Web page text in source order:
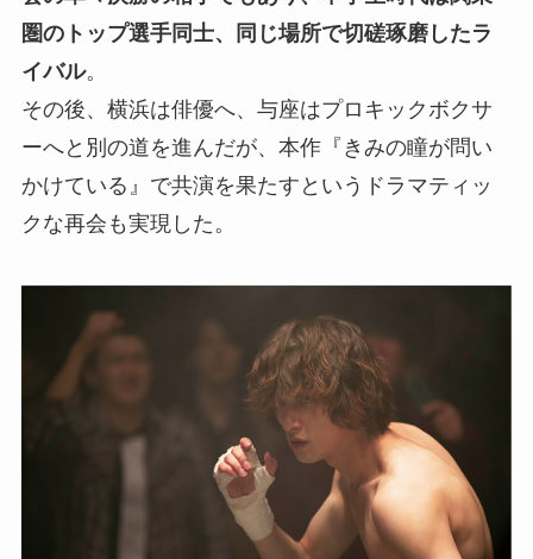
圏のトップ選手同士、同じ場所で切磋琢磨したラ
イバル。
その後、横浜は俳優へ、与座はプロキックボクサ
ーへと別の道を進んだが、本作『きみの瞳が問い
かけている』で共演を果たすというドラマティッ
クな再会も実現した。